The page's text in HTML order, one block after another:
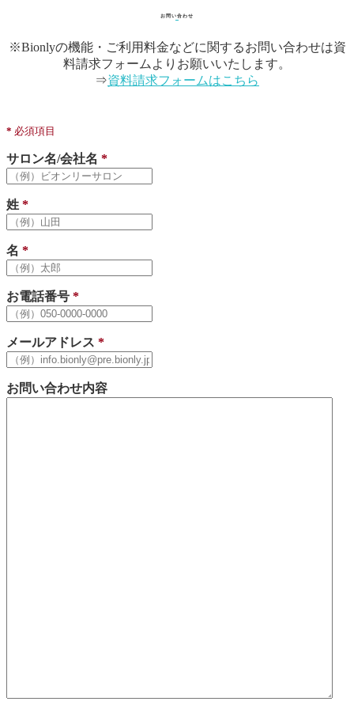
お問い合わせ
※Bionlyの機能・ご利用料金などに関するお問い合わせは資
料請求フォームよりお願いいたします。
⇒資料請求フォームはこちら
* 必須項目
サロン名/会社名 *
姓 *
名 *
お電話番号 *
メールアドレス *
お問い合わせ内容